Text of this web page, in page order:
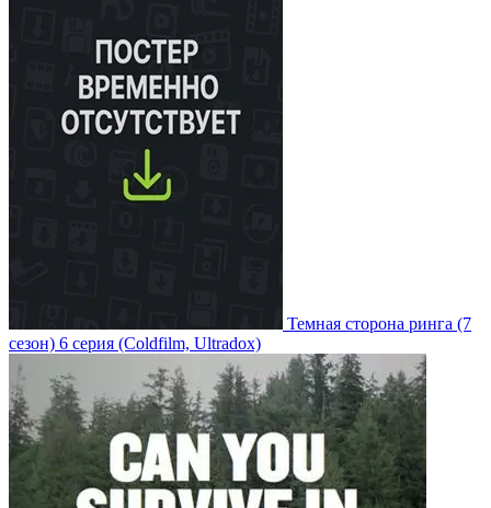
Темная сторона ринга (7
сезон) 6 серия (Coldfilm, Ultradox)